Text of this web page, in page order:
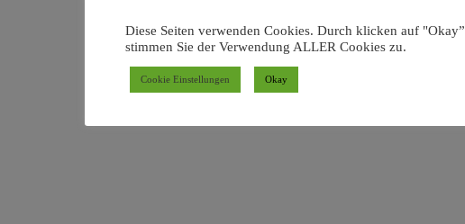
Diese Seiten verwenden Cookies. Durch klicken auf "Okay”
stimmen Sie der Verwendung ALLER Cookies zu.
Cookie Einstellungen Okay